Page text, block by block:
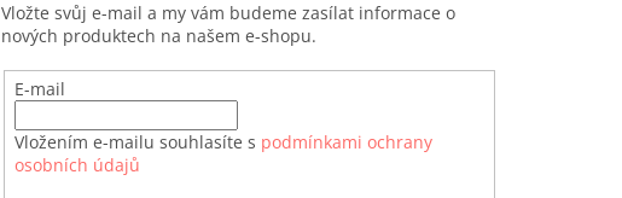
Vložte svůj e-mail a my vám budeme zasílat informace o
nových produktech na našem e-shopu.
E-mail
Vložením e-mailu souhlasíte s podmínkami ochrany
osobních údajů